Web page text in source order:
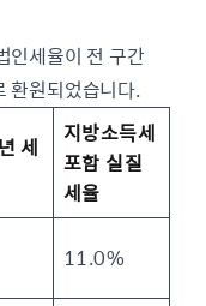
세율이 전 구간
환원되었습니다.
세
지방소득세
포함 실질
세율
11.0%